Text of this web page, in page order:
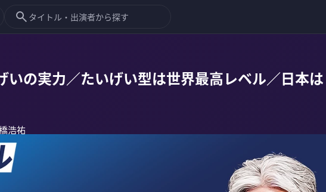
いの実力／たいげい型は世界最高レベル／日本は
浩祐